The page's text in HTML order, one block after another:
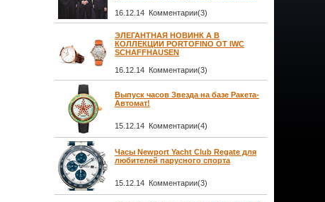
16.12.14 Комментарии(3)
ЭЛЕГАНТНАЯ НОВИНК А В
КОЛЛЕКЦИИ PORTOFINO ОТ IWC
SCHAFFHAUSEN
16.12.14 Комментарии(3)
Выпуск часов Звезда на базе Ракета-
Автомат!
15.12.14 Комментарии(4)
Часы Newport Yacht Club Regate для
любителей парусного спорта
15.12.14 Комментарии(3)